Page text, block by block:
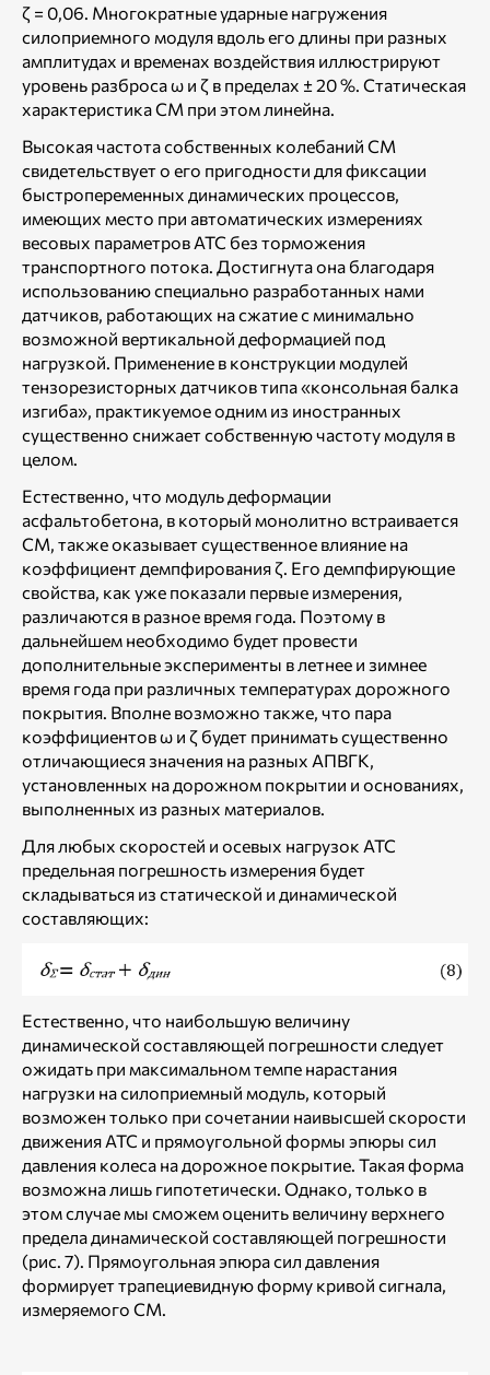
ζ = 0,06. Многократные ударные нагружения
силоприемного модуля вдоль его длины при разных
амплитудах и временах воздействия иллюстрируют
уровень разброса ω и ζ в пределах ± 20 %. Статическая
характеристика СМ при этом линейна.
Высокая частота собственных колебаний СМ
свидетельствует о его пригодности для фиксации
быстропеременных динамических процессов,
имеющих место при автоматических измерениях
весовых параметров АТС без торможения
транспортного потока. Достигнута она благодаря
использованию специально разработанных нами
датчиков, работающих на сжатие с минимально
возможной вертикальной деформацией под
нагрузкой. Применение в конструкции модулей
тензорезисторных датчиков типа «консольная балка
изгиба», практикуемое одним из иностранных
существенно снижает собственную частоту модуля в
целом.
Естественно, что модуль деформации
асфальтобетона, в который монолитно встраивается
СМ, также оказывает существенное влияние на
коэффициент демпфирования ζ. Его демпфирующие
свойства, как уже показали первые измерения,
различаются в разное время года. Поэтому в
дальнейшем необходимо будет провести
дополнительные эксперименты в летнее и зимнее
время года при различных температурах дорожного
покрытия. Вполне возможно также, что пара
коэффициентов ω и ζ будет принимать существенно
отличающиеся значения на разных АПВГК,
установленных на дорожном покрытии и основаниях,
выполненных из разных материалов.
Для любых скоростей и осевых нагрузок АТС
предельная погрешность измерения будет
складываться из статической и динамической
составляющих:
Естественно, что наибольшую величину
динамической составляющей погрешности следует
ожидать при максимальном темпе нарастания
нагрузки на силоприемный модуль, который
возможен только при сочетании наивысшей скорости
движения АТС и прямоугольной формы эпюры сил
давления колеса на дорожное покрытие. Такая форма
возможна лишь гипотетически. Однако, только в
этом случае мы сможем оценить величину верхнего
предела динамической составляющей погрешности
(рис. 7). Прямоугольная эпюра сил давления
формирует трапециевидную форму кривой сигнала,
измеряемого СМ.